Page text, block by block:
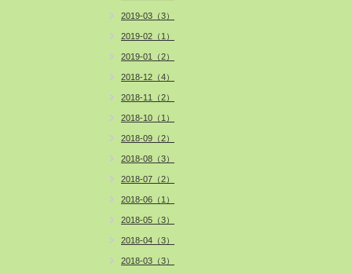
2019-03（3）
2019-02（1）
2019-01（2）
2018-12（4）
2018-11（2）
2018-10（1）
2018-09（2）
2018-08（3）
2018-07（2）
2018-06（1）
2018-05（3）
2018-04（3）
2018-03（3）